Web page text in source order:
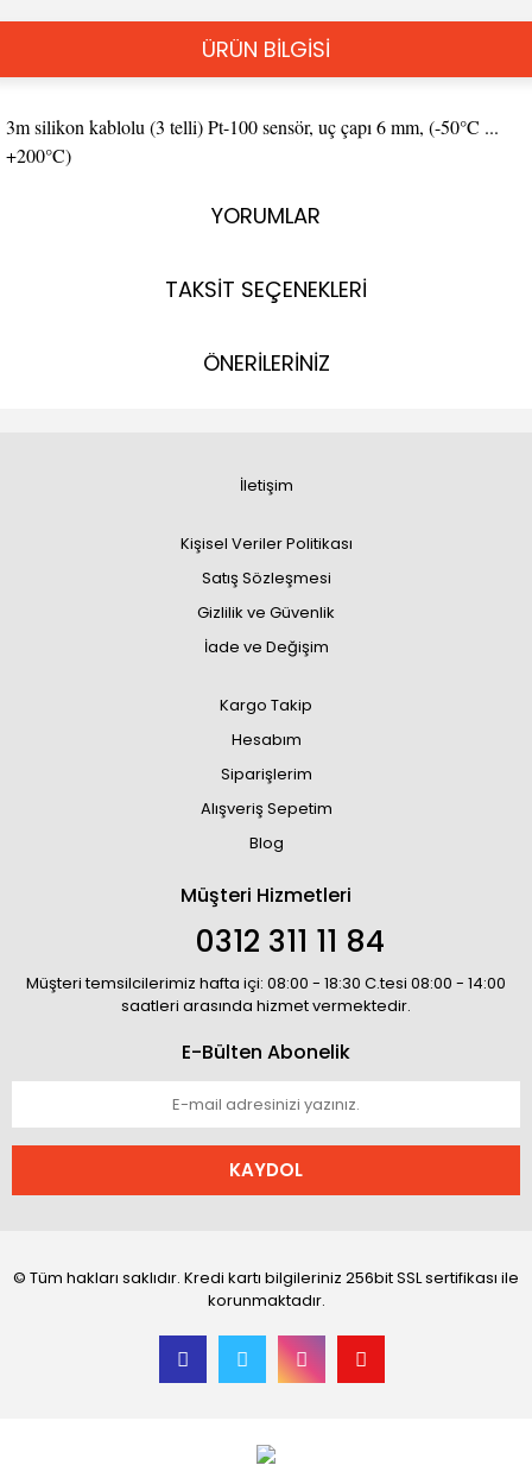
ÜRÜN BİLGİSİ
3m silikon kablolu (3 telli) Pt-100 sensör, uç çapı 6 mm, (-50°C ...
+200°C)
YORUMLAR
TAKSİT SEÇENEKLERİ
ÖNERİLERİNİZ
İletişim
Kişisel Veriler Politikası
Satış Sözleşmesi
Gizlilik ve Güvenlik
İade ve Değişim
Kargo Takip
Hesabım
Siparişlerim
Alışveriş Sepetim
Blog
Müşteri Hizmetleri
0312 311 11 84
Müşteri temsilcilerimiz hafta içi: 08:00 - 18:30 C.tesi 08:00 - 14:00
saatleri arasında hizmet vermektedir.
E-Bülten Abonelik
KAYDOL
© Tüm hakları saklıdır. Kredi kartı bilgileriniz 256bit SSL sertifikası ile
korunmaktadır.